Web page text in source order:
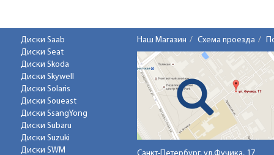
Диски Saab
Диски Seat
Диски Skoda
Диски Skywell
Диски Solaris
Диски Soueast
Диски SsangYong
Диски Subaru
Диски Suzuki
Диски SWM
Наш Магазин Схема проезда